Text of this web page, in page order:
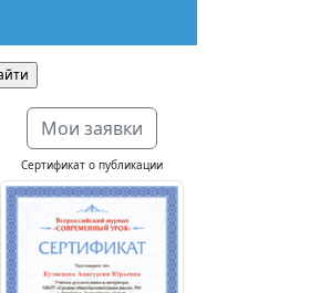
Мои заявки
Сертификат о публикации